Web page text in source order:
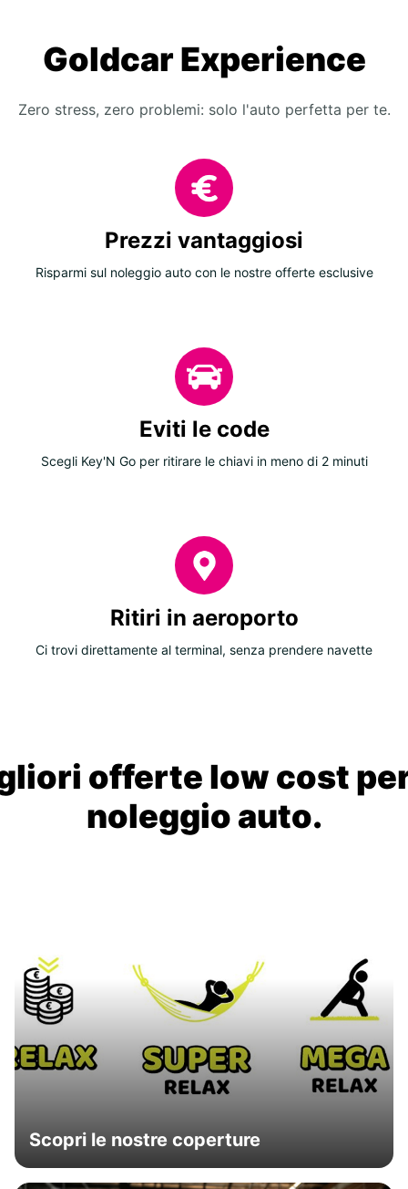
Goldcar Experience
Zero stress, zero problemi: solo l'auto perfetta per te.
Prezzi vantaggiosi
Risparmi sul noleggio auto con le nostre offerte esclusive
Eviti le code
Scegli Key'N Go per ritirare le chiavi in meno di 2 minuti
Ritiri in aeroporto
Ci trovi direttamente al terminal, senza prendere navette
offerte low cost
noleggio auto.
Scopri le nostre coperture